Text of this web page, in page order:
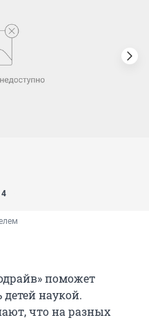
4
поможет
детей наукой.
что на разных